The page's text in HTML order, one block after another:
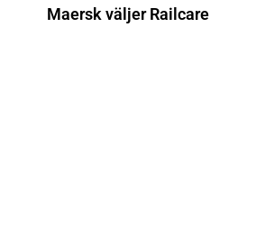
Maersk väljer Railcare